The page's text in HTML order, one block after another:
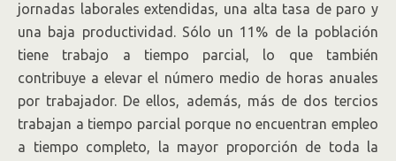
jornadas laborales extendidas, una alta tasa de paro y
una baja productividad. Sólo un 11% de la población
tiene trabajo a tiempo parcial, lo que también
contribuye a elevar el número medio de horas anuales
por trabajador. De ellos, además, más de dos tercios
trabajan a tiempo parcial porque no encuentran empleo
a tiempo completo, la mayor proporción de toda la